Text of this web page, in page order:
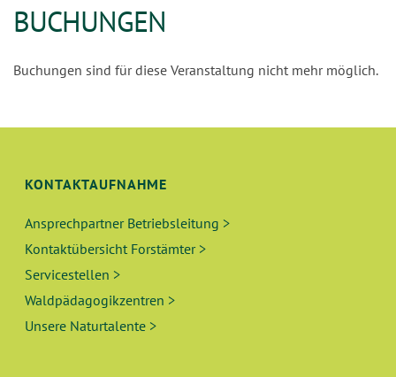
BUCHUNGEN
Buchungen sind für diese Veranstaltung nicht mehr möglich.
KONTAKTAUFNAHME
Ansprechpartner Betriebsleitung >
Kontaktübersicht Forstämter >
Servicestellen >
Waldpädagogikzentren >
Unsere Naturtalente >